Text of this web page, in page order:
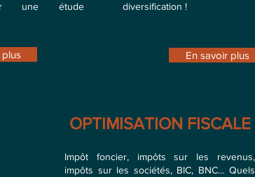
une étude
plus
diversification !
En savoir plus
OPTIMISATION FISCALE
Impôt foncier, impôts sur les revenus,
impôts sur les sociétés, BIC, BNC… Quels